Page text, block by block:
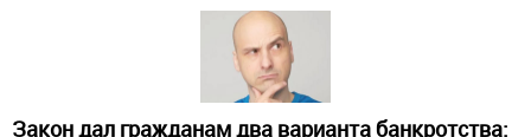
Закон дал гражданам два варианта банкротства: